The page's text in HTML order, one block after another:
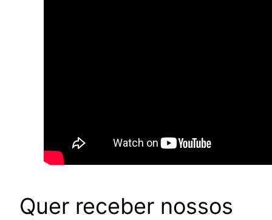
Quer receber nossos